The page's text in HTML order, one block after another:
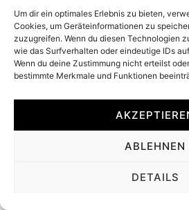
Um dir ein optimales Erlebnis zu bieten,
Cookies, um Geräteinformationen zu
zuzugreifen. Wenn du diesen Technologien
wie das Surfverhalten oder eindeutige IDs
Wenn du deine Zustimmung nicht erteilst
bestimmte Merkmale und Funktionen
ABLEHNEN
DETAILS
Einkommen, dem
Bildung oder der
von Personen. Bei der
Psychografie
Lebensstil, Werte,
Meinungen in den
Psychografische
oft einen Einfluss auf
Kaufverhalten von